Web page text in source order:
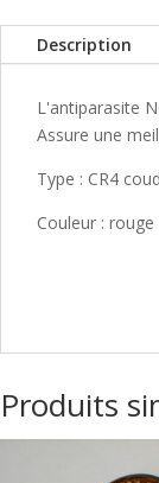
Description
L'antiparasite
Assure une
Type : CR4
Couleur : rouge
Produits